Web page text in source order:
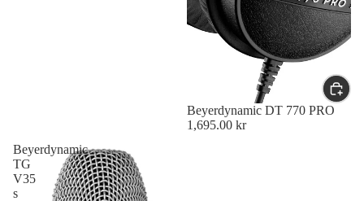
Beyerdynamic DT 770 PRO
1,695.00 kr
Beyerdynamic
TG
V35
s